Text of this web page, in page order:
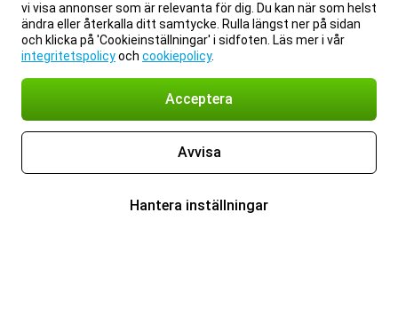
vi visa annonser som är relevanta för dig. Du kan när som helst
ändra eller återkalla ditt samtycke. Rulla längst ner på sidan
och klicka på 'Cookieinställningar' i sidfoten. Läs mer i vår
integritetspolicyoch cookiepolicy.
Acceptera
Avvisa
Hantera inställningar